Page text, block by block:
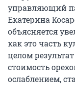
управляющий
Екатерина
объясняется
как это часть
целом
стоимость
ослаблением,